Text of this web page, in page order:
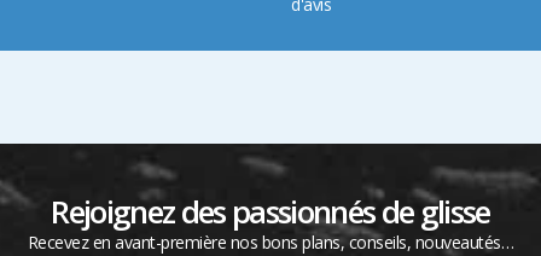
d'avis
Rejoignez des passionnés de glisse
Recevez en avant-première nos bons plans, conseils, nouveautés…